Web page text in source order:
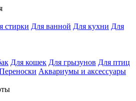
стирки Для ванной Для кухни Для
Для кошек Для грызунов Для птиц
Аквариумы и аксессуары